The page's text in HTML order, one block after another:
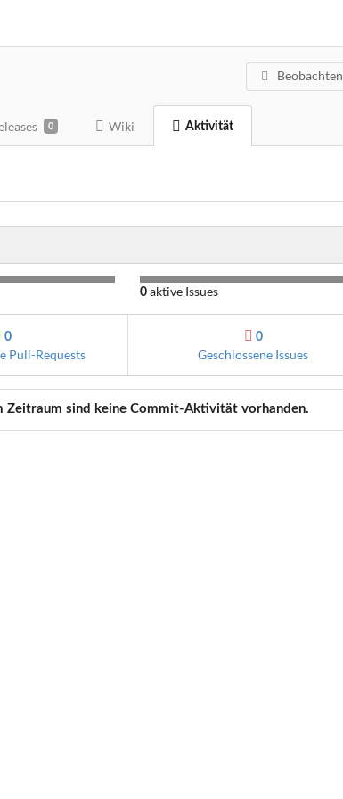
Beobachten
0 Wiki Aktivität
0 aktive Issues
0
Pull-Requests
0
Geschlossene Issues
Zeitraum sind keine Commit-Aktivität vorhanden.